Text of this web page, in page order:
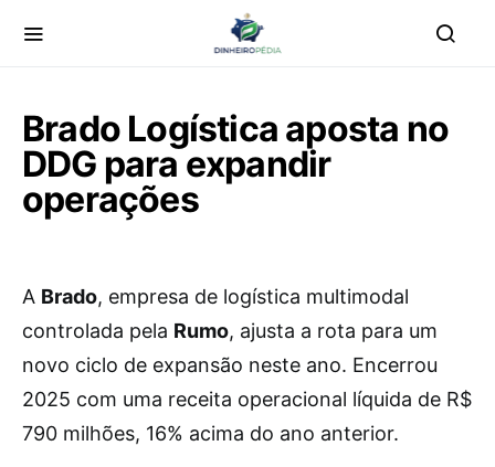
Brado Logística aposta no
DDG para expandir
operações
A Brado, empresa de logística multimodal
controlada pela Rumo, ajusta a rota para um
novo ciclo de expansão neste ano. Encerrou
2025 com uma receita operacional líquida de R$
790 milhões, 16% acima do ano anterior.